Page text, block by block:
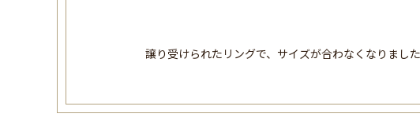
譲り受けられたリングで、サイズが合わなくなりまし